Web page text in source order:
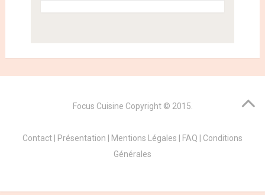
Focus Cuisine Copyright © 2015.
Contact Présentation Mentions Légales FAQ
Conditions
Générales